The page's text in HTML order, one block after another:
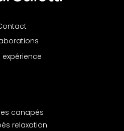
canapés
relaxation
expérience